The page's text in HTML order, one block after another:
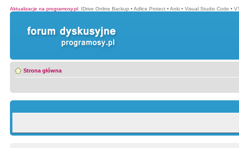
Aktualizacje na programosy.pl: IDrive Online Backup • Adlice Protect • Anki • Visual Studio Code •
Strona główna